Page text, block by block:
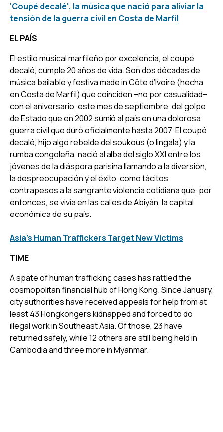
‘Coupé decalé', la música que nació para aliviar la
tensión de la guerra civil en Costa de Marfil
EL PAÍS
El estilo musical marfileño por excelencia, el coupé
decalé, cumple 20 años de vida. Son dos décadas de
música bailable y festiva made in Côte d’Ivoire (hecha
en Costa de Marfil) que coinciden –no por casualidad–
con el aniversario, este mes de septiembre, del golpe
de Estado que en 2002 sumió al país en una dolorosa
guerra civil que duró oficialmente hasta 2007. El coupé
decalé, hijo algo rebelde del soukous (o lingala) y la
rumba congoleña, nació al alba del siglo XXI entre los
jóvenes de la diáspora parisina llamando a la diversión,
la despreocupación y el éxito, como tácitos
contrapesos a la sangrante violencia cotidiana que, por
entonces, se vivía en las calles de Abiyán, la capital
económica de su país.
Asia's Human Traffickers Target New Victims
TIME
A spate of human trafficking cases has rattled the
cosmopolitan financial hub of Hong Kong. Since January,
city authorities have received appeals for help from at
least 43 Hongkongers kidnapped and forced to do
illegal work in Southeast Asia. Of those, 23 have
returned safely, while 12 others are still being held in
Cambodia and three more in Myanmar.